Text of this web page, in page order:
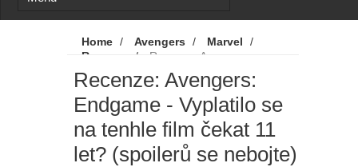
Home / Avengers / Marvel
/
Recenze
/
Recenze: Avengers:
Endgame - Vyplatilo se na tenhle film čekat
11 let? (spoilerů se nebojte)
Recenze: Avengers:
Endgame - Vyplatilo se
na tenhle film čekat 11
let? (spoilerů se nebojte)